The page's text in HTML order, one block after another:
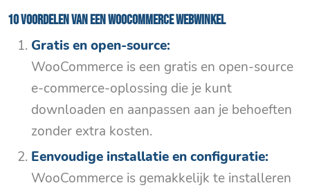
10 voordelen van een WooCommerce webwinkel
Gratis en open-source:
WooCommerce is een gratis en open-source
e-commerce-oplossing die je kunt
downloaden en aanpassen aan je behoeften
zonder extra kosten.
Eenvoudige installatie en configuratie:
WooCommerce is gemakkelijk te installeren